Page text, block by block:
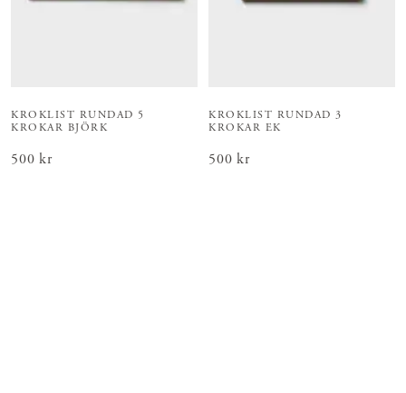
KROKLIST RUNDAD 5
KROKAR BJÖRK
Pris :500 kr
500 kr
KROKLIST RUNDAD 3
KROKAR EK
Pris :500 kr
500 kr